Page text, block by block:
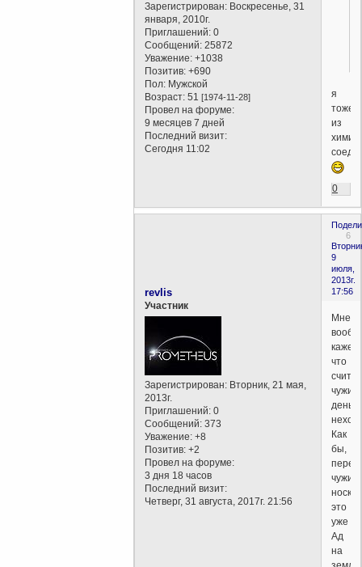
Зарегистрирован: Воскресенье, 31
января, 2010г.
Приглашений: 0
Сообщений: 25872
Уважение: +1038
Позитив: +690
Пол: Мужской
Возраст: 51[1974-11-28]
Провел на форуме:
9 месяцев 7 дней
Последний визит:
Сегодня 11:02
я
тоже
из
0
6
9
июля,
2013г.
17:56
revlis
Участник
Зарегистрирован: Вторник, 21 мая,
2013г.
Приглашений: 0
Сообщений: 373
Уважение: +8
Позитив: +2
Провел на форуме:
3 дня 18 часов
Последний визит:
Четверг, 31 августа, 2017г. 21:56
Мне,
что
чужие
Как
бы,
чужие
носки,
это
уже
Ад
на